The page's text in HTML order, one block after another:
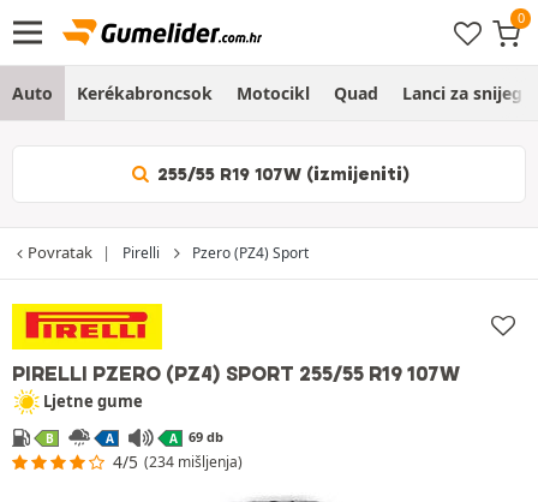
Auto Kerékabroncsok Motocikl Quad Lanci za snijeg
255/55 R19 107W (izmijeniti)
Povratak Pirelli Pzero (PZ4) Sport
PIRELLI PZERO (PZ4) SPORT 255/55 R19 107W
Ljetne gume
B A A 69 db
4/5 (234 mišljenja)